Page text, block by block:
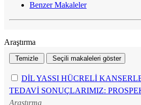
Benzer Makaleler
Araştırma
DİL YASSI HÜCRELİ
TEDAVİ SONUÇLARIMIZ:
Araştırma